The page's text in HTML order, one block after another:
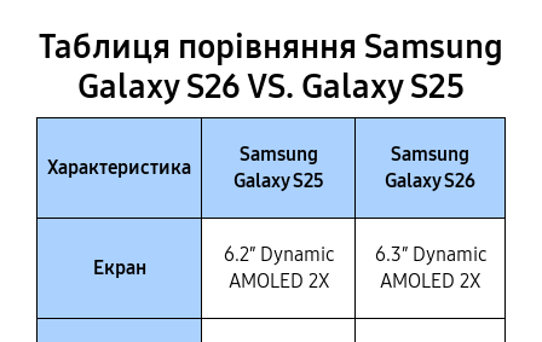
Таблиця порівняння Samsung
Galaxy S26 VS. Galaxy S25
Характеристика
Samsung
Galaxy S25
Samsung
Galaxy S26
Екран
6.2″ Dynamic
AMOLED 2X
6.3″ Dynamic
AMOLED 2X